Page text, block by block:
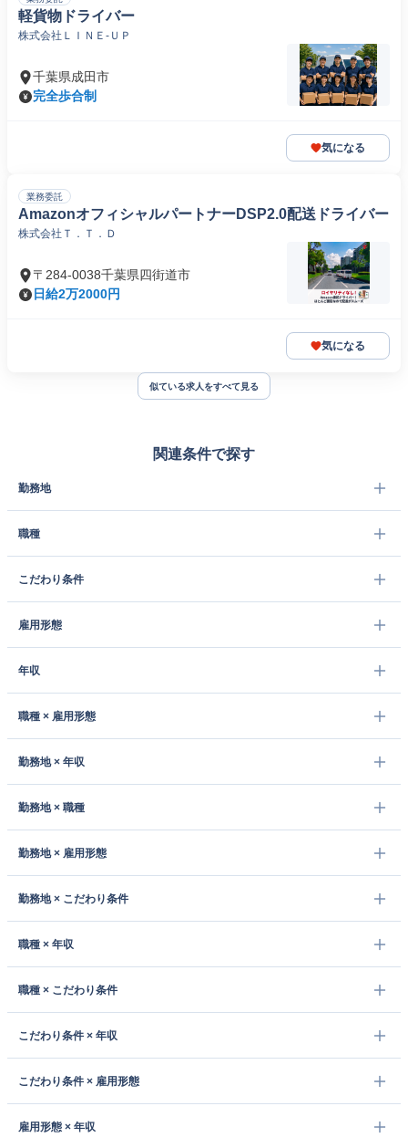
軽貨物ドライバー
株式会社ＬＩＮＥ‐ＵＰ
千葉県成田市
完全歩合制
気になる
業務委託
AmazonオフィシャルパートナーDSP2.0配送ドライバー
株式会社Ｔ．Ｔ．Ｄ
〒284-0038千葉県四街道市
日給2万2000円
気になる
似ている求人をすべて見る
関連条件で探す
勤務地
職種
こだわり条件
雇用形態
年収
職種 × 雇用形態
勤務地 × 年収
勤務地 × 職種
勤務地 × 雇用形態
勤務地 × こだわり条件
職種 × 年収
職種 × こだわり条件
こだわり条件 × 年収
こだわり条件 × 雇用形態
雇用形態 × 年収